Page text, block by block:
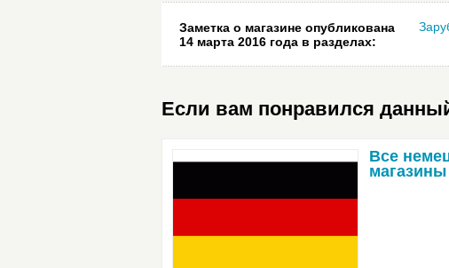
Заметка о магазине опубликована
14 марта 2016 года в разделах:
Если вам понравился
Все
магазины